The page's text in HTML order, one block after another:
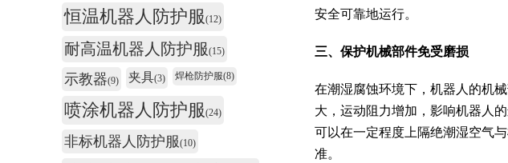
安全可靠地运行。
三、保护机械部件免受磨损
在潮湿腐蚀环境下，机器人的机
大，运动阻力增加，影响机器人
可以在一定程度上隔绝潮湿空气
准。
恒温机器人防护服(12)
耐高温机器人防护服(15)
示教器(9) 夹具(3) 焊枪防护服(8)
喷涂机器人防护服(24)
非标机器人防护服(10)